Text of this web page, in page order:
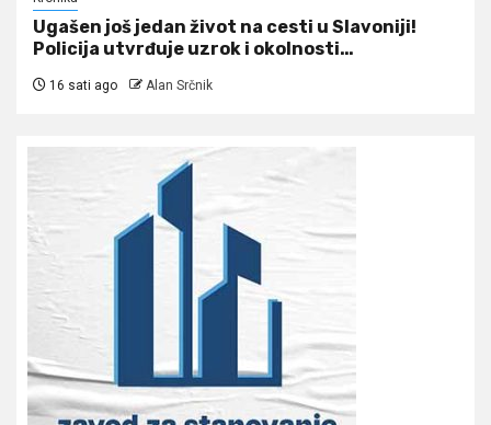
Ugašen još jedan život na cesti u Slavoniji!
Policija utvrđuje uzrok i okolnosti…
16 sati ago Alan Srčnik